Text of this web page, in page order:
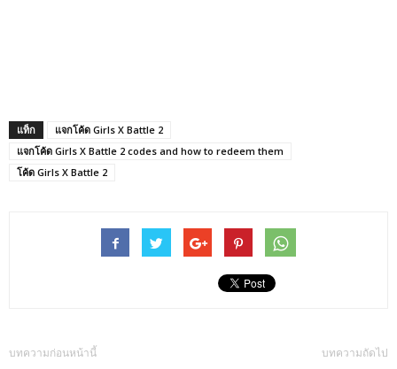
แท็ก
แจกโค้ด Girls X Battle 2
แจกโค้ด Girls X Battle 2 codes and how to redeem them
โค้ด Girls X Battle 2
บทความก่อนหน้านี้ บทความถัดไป